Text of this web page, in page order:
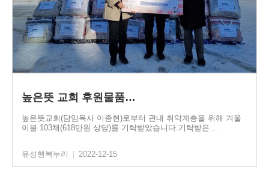
높은뜻 교회 후원물품…
높은뜻교회(담임목사 이종현)로부터 관내 취약계층을 위해 겨울
이불 103채(618만원 상당)를 기탁받았습니다.기탁받은…
유성행복누리 2022-12-15